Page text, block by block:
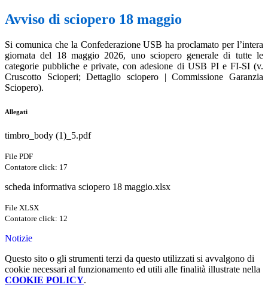
Avviso di sciopero 18 maggio
Si comunica che la Confederazione USB ha proclamato per l’intera
giornata del 18 maggio 2026, uno sciopero generale di tutte le
categorie pubbliche e private, con adesione di USB PI e FI-SI (v.
Cruscotto Scioperi; Dettaglio sciopero | Commissione Garanzia
Sciopero).
Allegati
timbro_body (1)_5.pdf
File PDF
Contatore click: 17
scheda informativa sciopero 18 maggio.xlsx
File XLSX
Contatore click: 12
Notizie
Questo sito o gli strumenti terzi da questo utilizzati si avvalgono di
cookie necessari al funzionamento ed utili alle finalità illustrate nella
COOKIE POLICY.